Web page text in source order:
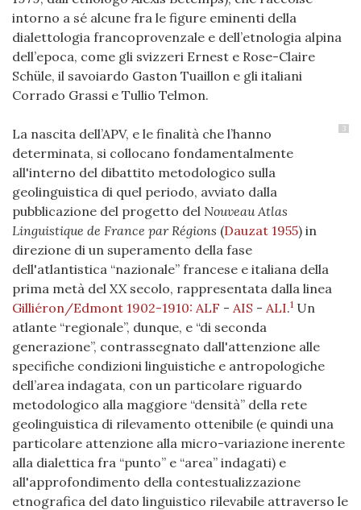
intorno a sé alcune fra le figure eminenti della
dialettologia francoprovenzale e dell’etnologia alpina
dell’epoca, come gli svizzeri Ernest e Rose-Claire
Schüle, il savoiardo Gaston Tuaillon e gli italiani
Corrado Grassi e Tullio Telmon.
3
La nascita dell’APV, e le finalità che l’hanno
determinata, si collocano fondamentalmente
all'interno del dibattito metodologico sulla
geolinguistica di quel periodo, avviato dalla
pubblicazione del progetto del Nouveau Atlas
Linguistique de France par Régions (Dauzat 1955) in
direzione di un superamento della fase
dell'atlantistica “nazionale” francese e italiana della
prima metà del XX secolo, rappresentata dalla linea
Gilliéron/Edmont 1902-1910: ALF - AIS - ALI.1 Un
atlante “regionale”, dunque, e “di seconda
generazione”, contrassegnato dall'attenzione alle
specifiche condizioni linguistiche e antropologiche
dell’area indagata, con un particolare riguardo
metodologico alla maggiore “densità” della rete
geolinguistica di rilevamento ottenibile (e quindi una
particolare attenzione alla micro-variazione inerente
alla dialettica fra “punto” e “area” indagati) e
all'approfondimento della contestualizzazione
etnografica del dato linguistico rilevabile attraverso le